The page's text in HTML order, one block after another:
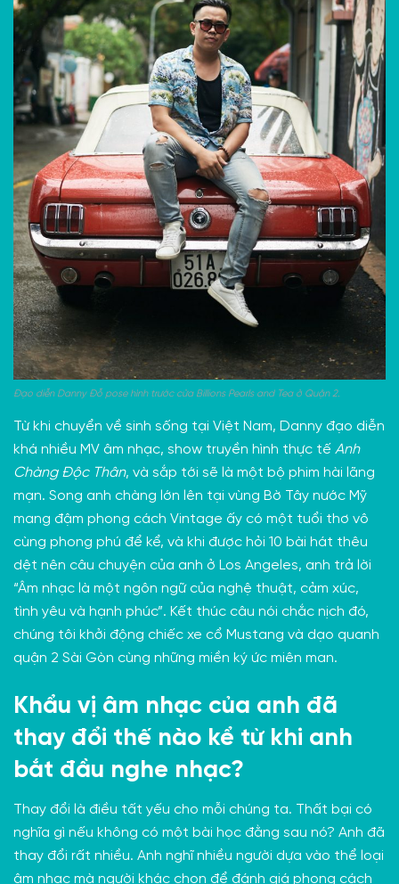
Đạo diễn Danny Đỗ pose hình trước cửa Billions Pearls and Tea ở Quận 2.
Từ khi chuyển về sinh sống tại Việt Nam, Danny đạo diễn
khá nhiều MV âm nhạc, show truyền hình thực tế Anh
Chàng Độc Thân, và sắp tới sẽ là một bộ phim hài lãng
mạn. Song anh chàng lớn lên tại vùng Bờ Tây nước Mỹ
mang đậm phong cách Vintage ấy có một tuổi thơ vô
cùng phong phú để kể, và khi được hỏi 10 bài hát thêu
dệt nên câu chuyện của anh ở Los Angeles, anh trả lời
“Âm nhạc là một ngôn ngữ của nghệ thuật, cảm xúc,
tình yêu và hạnh phúc”. Kết thúc câu nói chắc nịch đó,
chúng tôi khởi động chiếc xe cổ Mustang và dạo quanh
quận 2 Sài Gòn cùng những miền ký ức miên man.
Khẩu vị âm nhạc của anh đã
thay đổi thế nào kể từ khi anh
bắt đầu nghe nhạc?
Thay đổi là điều tất yếu cho mỗi chúng ta. Thất bại có
nghĩa gì nếu không có một bài học đằng sau nó? Anh đã
thay đổi rất nhiều. Anh nghĩ nhiều người dựa vào thể loại
âm nhạc mà người khác chọn để đánh giá phong cách